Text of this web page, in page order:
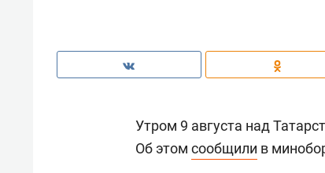
Утром 9 августа над
Об этом сообщили в